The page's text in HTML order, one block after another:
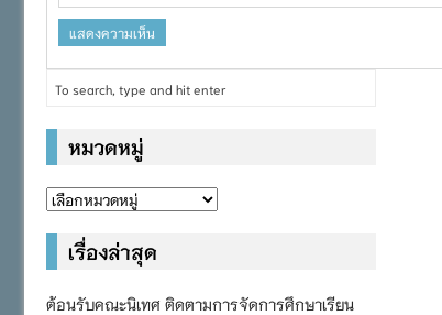
หมวดหมู่
หมวด
เรื่องล่าสุด
ต้อนรับคณะนิเทศ ติดตามการจัดการศึกษาเรียน